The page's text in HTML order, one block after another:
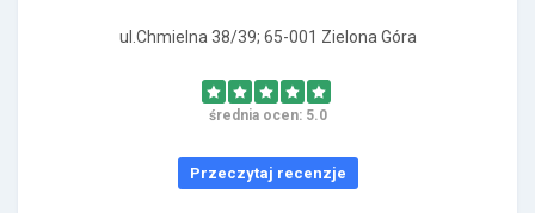
ul.Chmielna 38/39; 65-001 Zielona Góra
średnia ocen: 5.0
Przeczytaj recenzje